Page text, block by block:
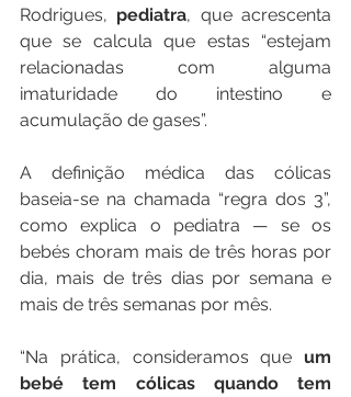
Rodrigues, pediatra, que acrescenta
que se calcula que estas “estejam
relacionadas com alguma
imaturidade do intestino e
acumulação de gases”.
A definição médica das cólicas
baseia-se na chamada “regra dos 3”,
como explica o pediatra — se os
bebés choram mais de três horas por
dia, mais de três dias por semana e
mais de três semanas por mês.
“Na prática, consideramos que um
bebé tem cólicas quando tem